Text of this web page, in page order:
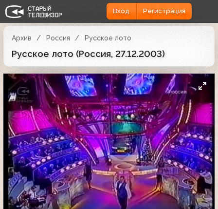
Вход Регистрация
Архив Россия Русское лото
Русское лото (Россия, 27.12.2003)